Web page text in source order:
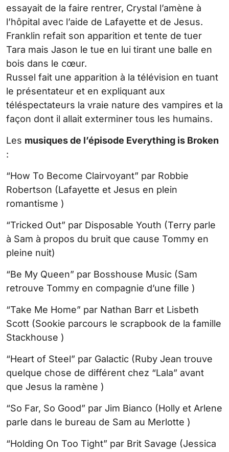
essayait de la faire rentrer, Crystal l’amène à
l’hôpital avec l’aide de Lafayette et de Jesus.
Franklin refait son apparition et tente de tuer
Tara mais Jason le tue en lui tirant une balle en
bois dans le cœur.
Russel fait une apparition à la télévision en tuant
le présentateur et en expliquant aux
téléspectateurs la vraie nature des vampires et la
façon dont il allait exterminer tous les humains.
Les musiques de l’épisode Everything is Broken
:
“How To Become Clairvoyant” par Robbie
Robertson (Lafayette et Jesus en plein
romantisme )
“Tricked Out” par Disposable Youth (Terry parle
à Sam à propos du bruit que cause Tommy en
pleine nuit)
“Be My Queen” par Bosshouse Music (Sam
retrouve Tommy en compagnie d’une fille )
“Take Me Home” par Nathan Barr et Lisbeth
Scott (Sookie parcours le scrapbook de la famille
Stackhouse )
“Heart of Steel” par Galactic (Ruby Jean trouve
quelque chose de différent chez “Lala” avant
que Jesus la ramène )
“So Far, So Good” par Jim Bianco (Holly et Arlene
parle dans le bureau de Sam au Merlotte )
“Holding On Too Tight” par Brit Savage (Jessica